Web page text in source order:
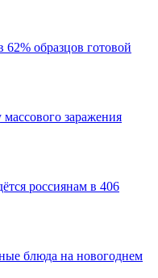
образцов готовой
заражения
россиянам в 406
блюда на новогоднем